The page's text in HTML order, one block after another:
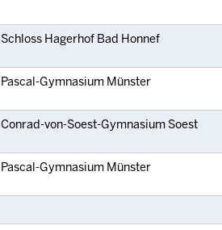
Schloss Hagerhof Bad Honnef
Pascal-Gymnasium Münster
Conrad-von-Soest-Gymnasium Soest
Pascal-Gymnasium Münster